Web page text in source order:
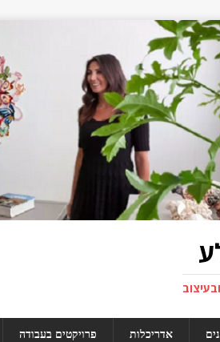
אדריכלות פרויקטים בעבודה